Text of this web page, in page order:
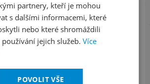
o stavu objednávek
+420 461 049 232
o programu
partnery, kteří je mohou
s dalšími informacemi, které
nebo které shromáždili
jejich služeb. Více
POVOLIT VŠE